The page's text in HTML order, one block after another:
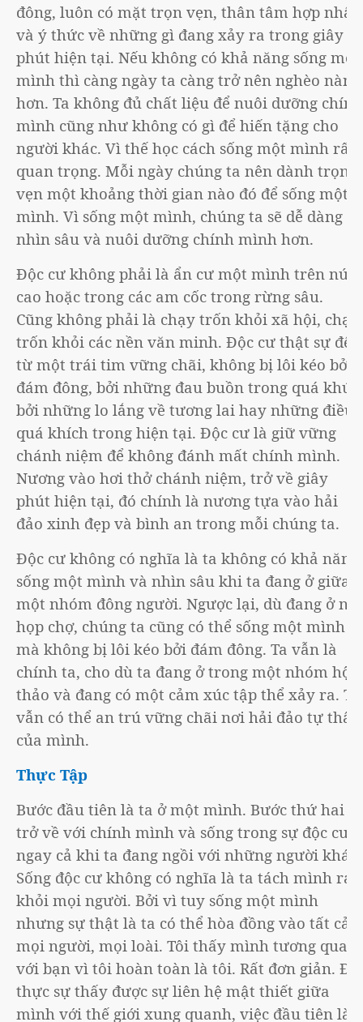
đông, luôn có mặt trọn vẹn, thân tâm hợp nhất
và ý thức về những gì đang xảy ra trong giây
phút hiện tại. Nếu không có khả năng sống một
mình thì càng ngày ta càng trở nên nghèo nàn
hơn. Ta không đủ chất liệu để nuôi dưỡng chính
mình cũng như không có gì để hiến tặng cho
người khác. Vì thế học cách sống một mình rất
quan trọng. Mỗi ngày chúng ta nên dành trọn
vẹn một khoảng thời gian nào đó để sống một
mình. Vì sống một mình, chúng ta sẽ dễ dàng
nhìn sâu và nuôi dưỡng chính mình hơn.
Độc cư không phải là ẩn cư một mình trên núi
cao hoặc trong các am cốc trong rừng sâu.
Cũng không phải là chạy trốn khỏi xã hội, chạy
trốn khỏi các nền văn minh. Độc cư thật sự đến
từ một trái tim vững chãi, không bị lôi kéo bởi
đám đông, bởi những đau buồn trong quá khứ,
bởi những lo lắng về tương lai hay những điều
quá khích trong hiện tại. Độc cư là giữ vững
chánh niệm để không đánh mất chính mình.
Nương vào hơi thở chánh niệm, trở về giây
phút hiện tại, đó chính là nương tựa vào hải
đảo xinh đẹp và bình an trong mỗi chúng ta.
Độc cư không có nghĩa là ta không có khả năng
sống một mình và nhìn sâu khi ta đang ở giữa
một nhóm đông người. Ngược lại, dù đang ở nơi
họp chợ, chúng ta cũng có thể sống một mình
mà không bị lôi kéo bởi đám đông. Ta vẫn là
chính ta, cho dù ta đang ở trong một nhóm hội
thảo và đang có một cảm xúc tập thể xảy ra. Ta
vẫn có thể an trú vững chãi nơi hải đảo tự thân
của mình.
Thực Tập
Bước đầu tiên là ta ở một mình. Bước thứ hai là
trở về với chính mình và sống trong sự độc cư,
ngay cả khi ta đang ngồi với những người khác.
Sống độc cư không có nghĩa là ta tách mình ra
khỏi mọi người. Bởi vì tuy sống một mình
nhưng sự thật là ta có thể hòa đồng vào tất cả
mọi người, mọi loài. Tôi thấy mình tương quan
với bạn vì tôi hoàn toàn là tôi. Rất đơn giản. Để
thực sự thấy được sự liên hệ mật thiết giữa
mình với thế giới xung quanh, việc đầu tiên là